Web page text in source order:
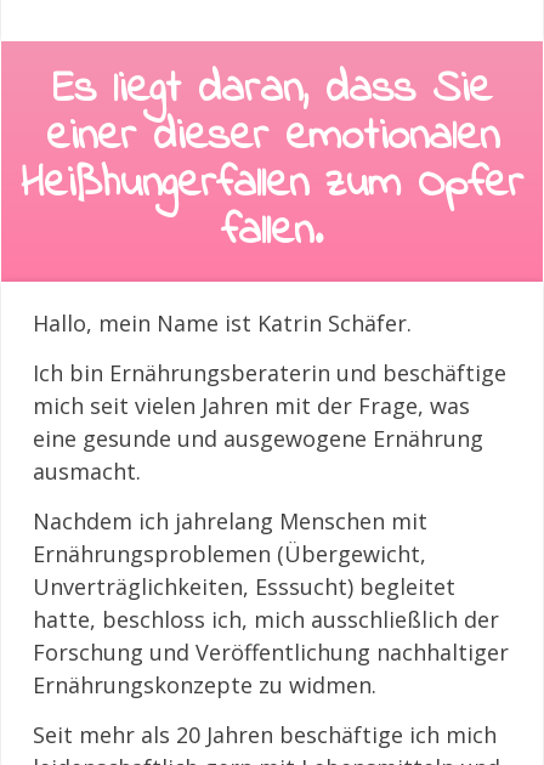
Es liegt daran, dass Sie
einerdieser emotionalen
Heißhungerfallen zum Opfer
fallen.
Hallo, mein Name ist Katrin Schäfer.
Ich bin Ernährungsberaterin und beschäftige
mich seit vielen Jahren mit der Frage, was
eine gesunde und ausgewogene Ernährung
ausmacht.
Nachdem ich jahrelang Menschen mit
Ernährungsproblemen (Übergewicht,
Unverträglichkeiten, Esssucht) begleitet
hatte, beschloss ich, mich ausschließlich der
Forschung und Veröffentlichung nachhaltiger
Ernährungskonzepte zu widmen.
Seit mehr als 20 Jahren beschäftige ich mich